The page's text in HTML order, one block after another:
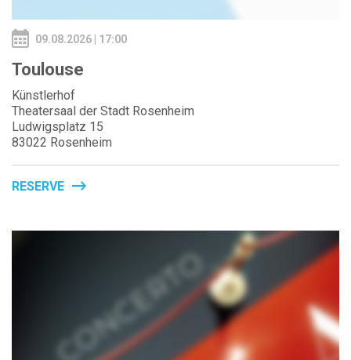
09.08.2026 | 17:00
Toulouse
Künstlerhof
Theatersaal der Stadt Rosenheim
Ludwigsplatz 15
83022 Rosenheim
RESERVE